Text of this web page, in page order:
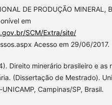
DE PRODUÇÃO MINERAL,
em
SCM/Extra/site/
Acesso em 29/06/2017.
Direito minerário brasileiro e as
(Dissertação de Mestrado).
Campinas/SP, Brasil.